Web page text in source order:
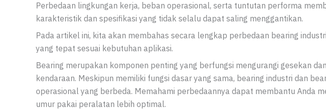
Perbedaan lingkungan kerja, beban operasional, serta tuntutan performa
karakteristik dan spesifikasi yang tidak selalu dapat saling menggantikan.
Pada artikel ini, kita akan membahas secara lengkap perbedaan bearing
yang tepat sesuai kebutuhan aplikasi.
Bearing merupakan komponen penting yang berfungsi mengurangi gesekan
kendaraan. Meskipun memiliki fungsi dasar yang sama, bearing industri dan
operasional yang berbeda. Memahami perbedaannya dapat membantu Anda
umur pakai peralatan lebih optimal.